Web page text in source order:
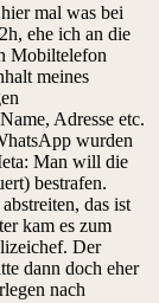
mal was bei
ehe ich an die
Mobiltelefon
meines
Adresse etc.
wurden
Man will die
bestrafen.
das ist
kam es zum
Der
dann doch eher
nach